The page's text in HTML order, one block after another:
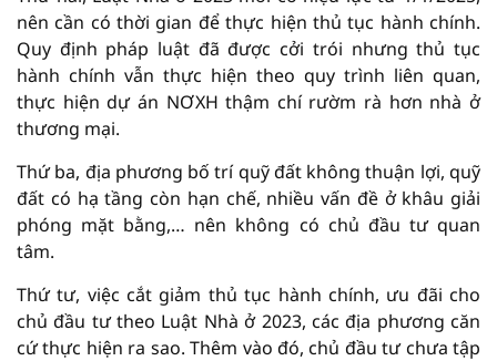
nên cần có thời gian để thực hiện thủ tục hành chính.
Quy định pháp luật đã được cởi trói nhưng thủ tục
hành chính vẫn thực hiện theo quy trình liên quan,
thực hiện dự án NƠXH thậm chí rườm rà hơn nhà ở
thương mại.
Thứ ba, địa phương bố trí quỹ đất không thuận lợi, quỹ
đất có hạ tầng còn hạn chế, nhiều vấn đề ở khâu giải
phóng mặt bằng,… nên không có chủ đầu tư quan
tâm.
Thứ tư, việc cắt giảm thủ tục hành chính, ưu đãi cho
chủ đầu tư theo Luật Nhà ở 2023, các địa phương căn
cứ thực hiện ra sao. Thêm vào đó, chủ đầu tư chưa tập